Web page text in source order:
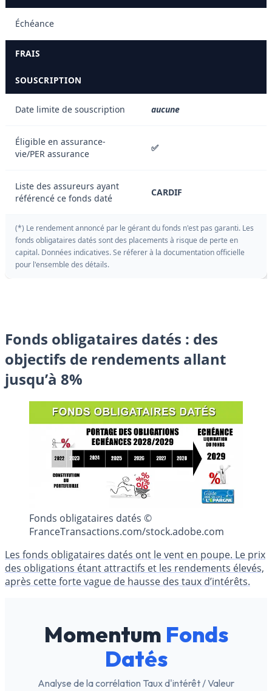
Échéance
FRAIS
SOUSCRIPTION
Date limite de souscription aucune
Éligible en assurance-
vie/PER assurance
✅
Liste des assureurs ayant
référencé ce fonds daté
CARDIF
(*) Le rendement annoncé par le gérant du fonds n'est pas garanti. Les
fonds obligataires datés sont des placements à risque de perte en
capital. Données indicatives. Se réferer à la documentation officielle
pour l'ensemble des détails.
Fonds obligataires datés : des
objectifs de rendements allant
jusqu’à 8%
Fonds obligataires datés ©
FranceTransactions.com/stock.adobe.com
Les fonds obligataires datés ont le vent en poupe. Le prix
des obligations étant attractifs et les rendements élevés,
après cette forte vague de hausse des taux d’intérêts.